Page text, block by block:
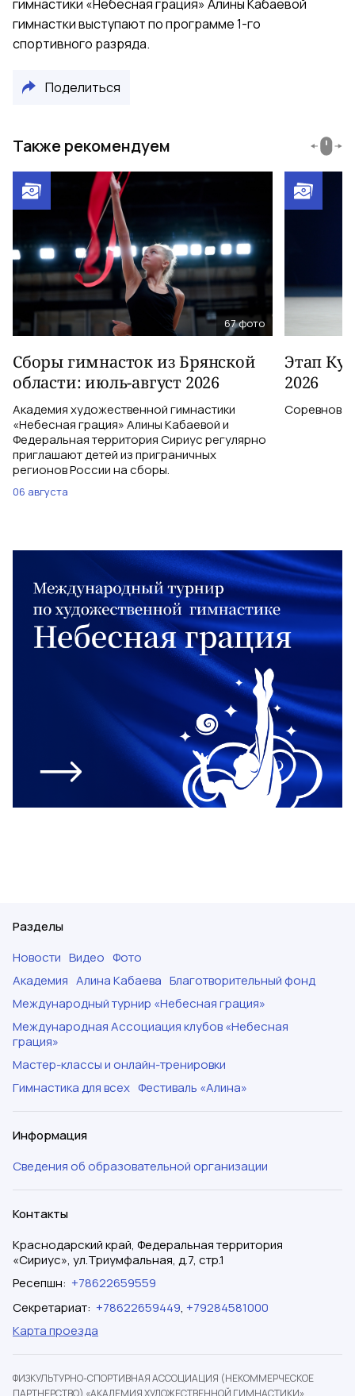
гимнастики «Небесная грация» Алины Кабаевой
гимнастки выступают по программе 1-го
спортивного разряда.
Поделиться
Также рекомендуем
67фото
Сборы гимнасток из Брянской
области: июль-август 2026
Академия художественной гимнастики
«Небесная грация» Алины Кабаевой и
Федеральная территория Сириус регулярно
приглашают детей из приграничных
регионов России на сборы.
06 августа
Этап
2026
Разделы
Новости Видео Фото
Академия Алина Кабаева Благотворительный фонд
Международный турнир «Небесная грация»
Международная Ассоциация клубов «Небесная
грация»
Мастер-классы и онлайн-тренировки
Гимнастика для всех Фестиваль «Алина»
Информация
Сведения об образовательной организации
Контакты
Краснодарский край, Федеральная территория
«Сириус», ул.Триумфальная, д.7, стр.1
Ресепшн: +78622659559
Секретариат: +78622659449, +79284581000
Карта проезда
ФИЗКУЛЬТУРНО-СПОРТИВНАЯ АССОЦИАЦИЯ (НЕКОММЕРЧЕСКОЕ
ПАРТНЕРСТВО) «АКАДЕМИЯ ХУДОЖЕСТВЕННОЙ ГИМНАСТИКИ»